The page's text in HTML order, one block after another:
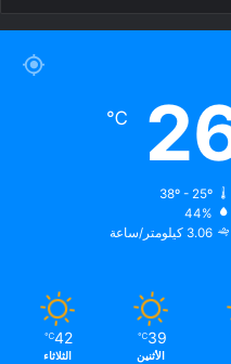
℃
38º - 25º
44%
3.06 كيلومتر/ساعة
39
℃
الأثنين
42
℃
الثلاثاء